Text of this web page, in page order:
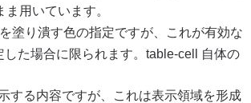
用いています。
塗り潰す色の指定ですが、これが有効な
した場合に限られます。table-cell 自体の
る内容ですが、これは表示領域を形成